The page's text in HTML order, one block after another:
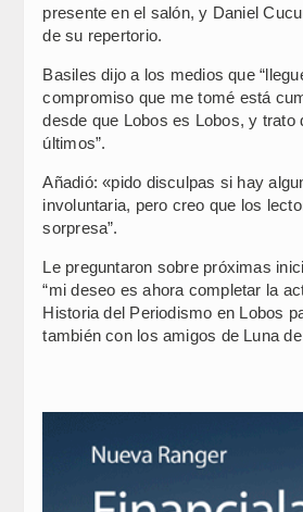
presente en el salón, y Daniel
de su repertorio.
Basiles dijo a los medios que
compromiso que me tomé está
desde que Lobos es Lobos, y trato
últimos”.
Añadió: «pido disculpas si hay
involuntaria, pero creo que los
sorpresa”.
Le preguntaron sobre próximas
“mi deseo es ahora completar la
Historia del Periodismo en Lobos
también con los amigos de Luna de